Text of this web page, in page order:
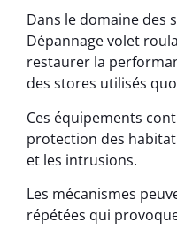
Dans le domaine des
Dépannage volet
restaurer la
des stores utilisés
Ces équipements
protection des
et les intrusions.
Les mécanismes
répétées qui